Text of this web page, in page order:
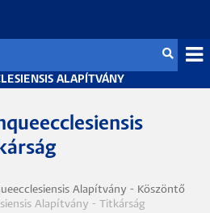
ALAPÍTVÁNY
Alapítvány - Köszöntő
Alapítvány - Titkárság